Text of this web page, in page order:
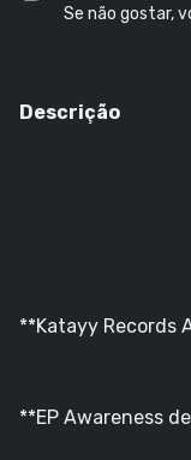
Se não gostar,
Descrição
**Katayy Records
**EP Awareness